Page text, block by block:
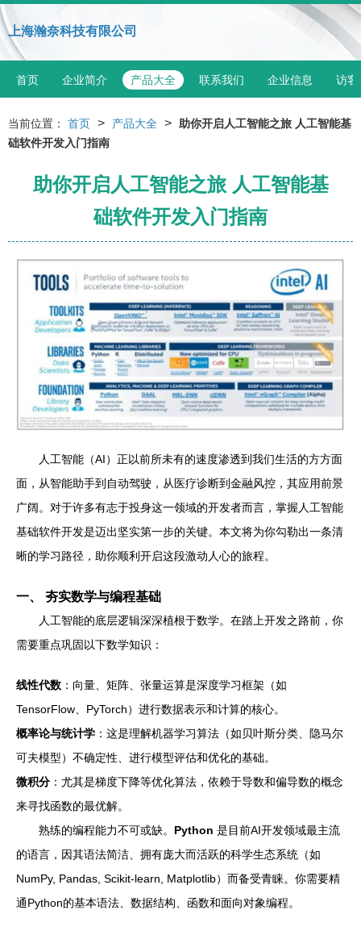
上海瀚奈科技有限公司
首页 企业简介 产品大全 联系我们 企业信息 访客
当前位置： 首页 > 产品大全 >
助你开启人工智能之旅 人工智能基
础软件开发入门指南
助你开启人工智能之旅 人工智能基
础软件开发入门指南
人工智能（AI）正以前所未有的速度渗透到我们生活的方方面
面，从智能助手到自动驾驶，从医疗诊断到金融风控，其应用前景
广阔。对于许多有志于投身这一领域的开发者而言，掌握人工智能
基础软件开发是迈出坚实第一步的关键。本文将为你勾勒出一条清
晰的学习路径，助你顺利开启这段激动人心的旅程。
一、 夯实数学与编程基础
人工智能的底层逻辑深深植根于数学。在踏上开发之路前，你
需要重点巩固以下数学知识：
线性代数 ：向量、矩阵、张量运算是深度学习框架（如
TensorFlow、PyTorch）进行数据表示和计算的核心。
概率论与统计学 ：这是理解机器学习算法（如贝叶斯分类、隐马尔
可夫模型）不确定性、进行模型评估和优化的基础。
微积分 ：尤其是梯度下降等优化算法，依赖于导数和偏导数的概念
来寻找函数的最优解。
熟练的编程能力不可或缺。 Python 是目前AI开发领域最主流
的语言，因其语法简洁、拥有庞大而活跃的科学生态系统（如
NumPy, Pandas, Scikit-learn, Matplotlib）而备受青睐。你需要精
通Python的基本语法、数据结构、函数和面向对象编程。